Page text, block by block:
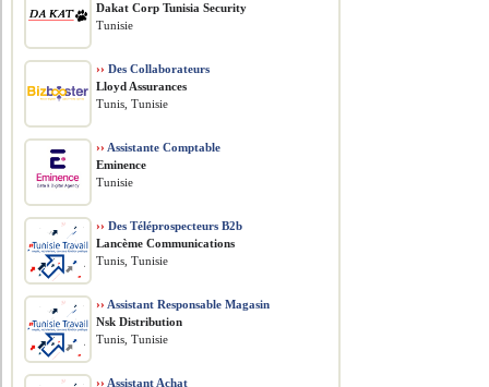
Dakat Corp Tunisia Security
Tunisie
›› Des Collaborateurs
Lloyd Assurances
Tunis, Tunisie
›› Assistante Comptable
Eminence
Tunisie
›› Des Téléprospecteurs B2b
Lancème Communications
Tunis, Tunisie
›› Assistant Responsable Magasin
Nsk Distribution
Tunis, Tunisie
›› Assistant Achat